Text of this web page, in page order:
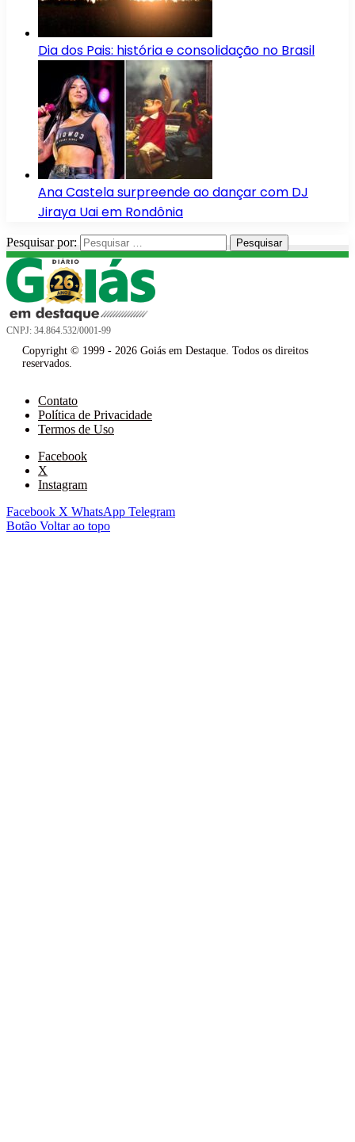
Dia dos Pais: história e consolidação no Brasil
Ana Castela surpreende ao dançar com DJ
Jiraya Uai em Rondônia
Pesquisar por:
CNPJ: 34.864.532/0001-99
Copyright © 1999 - 2026 Goiás em Destaque. Todos os direitos
reservados.
Contato
Política de Privacidade
Termos de Uso
Facebook
X
Instagram
Facebook X WhatsApp Telegram
Botão Voltar ao topo